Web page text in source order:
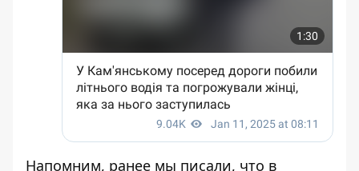
Напомним, ранее мы писали, что в